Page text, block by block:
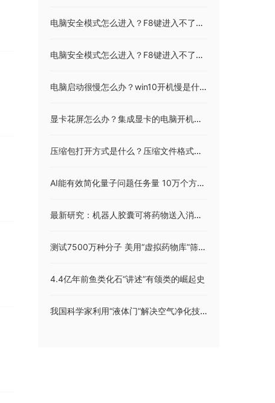
电脑安全模式怎么进入？F8键进入不了安全模式怎么办？
电脑安全模式怎么进入？F8键进入不了安全模式怎么办？
电脑启动很慢怎么办？win10开机慢是什么原因？
显卡花屏怎么办？集成显卡的电脑开机后会花屏怎么处理？
压缩包打开方式是什么？压缩文件格式有哪些？
AI能有效简化量子问题任务量 10万个方程减为4个
最新研究：机器人胶囊可将药物送入消化道
测试7500万种分子 美用“虚拟药物库”筛出潜在抗抑郁药
4.4亿年前鱼类化石“讲述”有颌类的崛起史
我国科学家利用“液体门”解决空气净化技术痛点